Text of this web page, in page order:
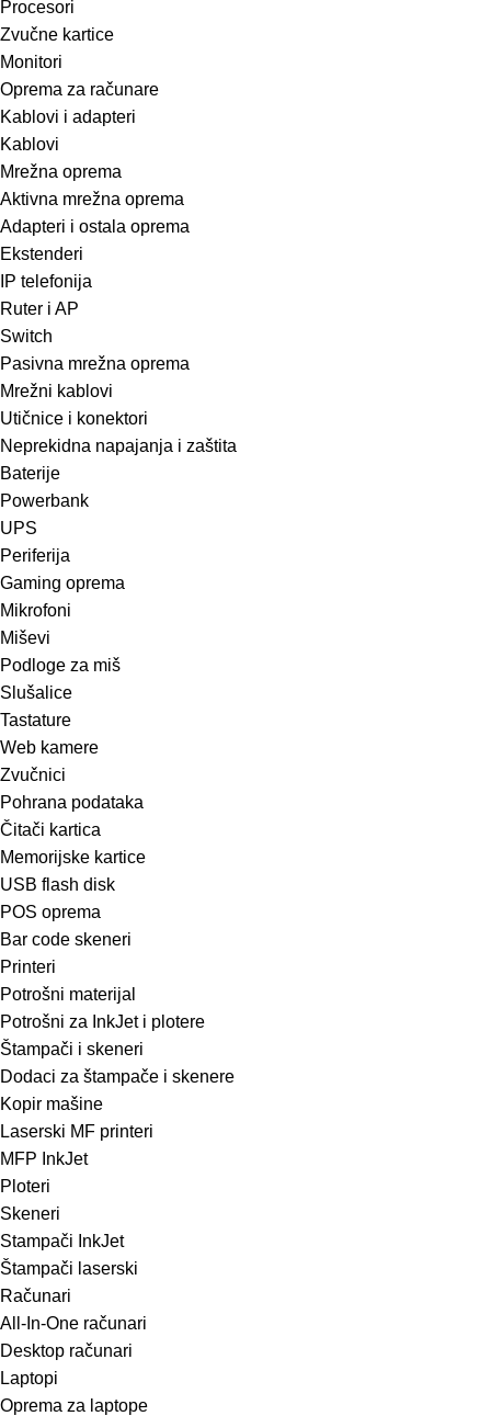
Procesori
Zvučne kartice
Monitori
Oprema za računare
Kablovi i adapteri
Kablovi
Mrežna oprema
Aktivna mrežna oprema
Adapteri i ostala oprema
Ekstenderi
IP telefonija
Ruter i AP
Switch
Pasivna mrežna oprema
Mrežni kablovi
Utičnice i konektori
Neprekidna napajanja i zaštita
Baterije
Powerbank
UPS
Periferija
Gaming oprema
Mikrofoni
Miševi
Podloge za miš
Slušalice
Tastature
Web kamere
Zvučnici
Pohrana podataka
Čitači kartica
Memorijske kartice
USB flash disk
POS oprema
Bar code skeneri
Printeri
Potrošni materijal
Potrošni za InkJet i plotere
Štampači i skeneri
Dodaci za štampače i skenere
Kopir mašine
Laserski MF printeri
MFP InkJet
Ploteri
Skeneri
Stampači InkJet
Štampači laserski
Računari
All-In-One računari
Desktop računari
Laptopi
Oprema za laptope